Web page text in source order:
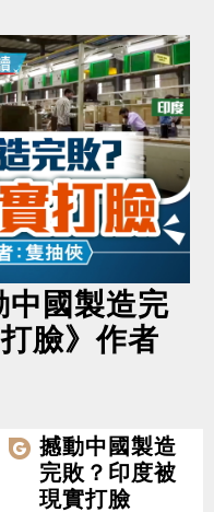
中國製造完
臉》作者
撼動中國製造
完敗？印度被
現實打臉